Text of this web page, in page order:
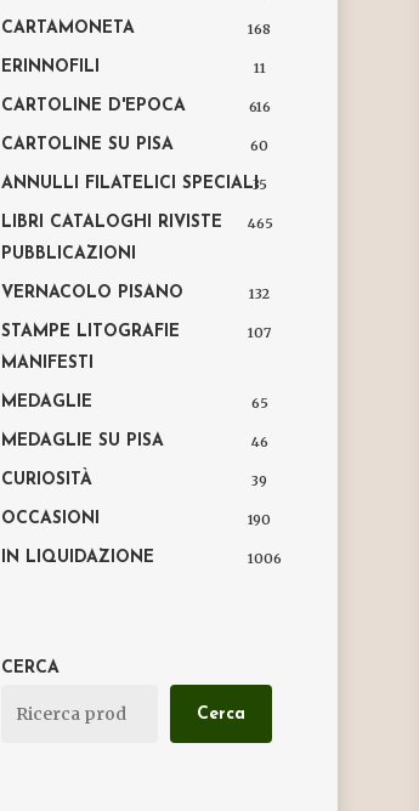
CARTAMONETA 168
ERINNOFILI 11
CARTOLINE D'EPOCA 616
CARTOLINE SU PISA 60
ANNULLI FILATELICI SPECIALI35
LIBRI CATALOGHI RIVISTE
PUBBLICAZIONI
465
VERNACOLO PISANO 132
STAMPE LITOGRAFIE
MANIFESTI
107
MEDAGLIE 65
MEDAGLIE SU PISA 46
CURIOSITÀ 39
OCCASIONI 190
IN LIQUIDAZIONE 1006
CERCA
Cerca